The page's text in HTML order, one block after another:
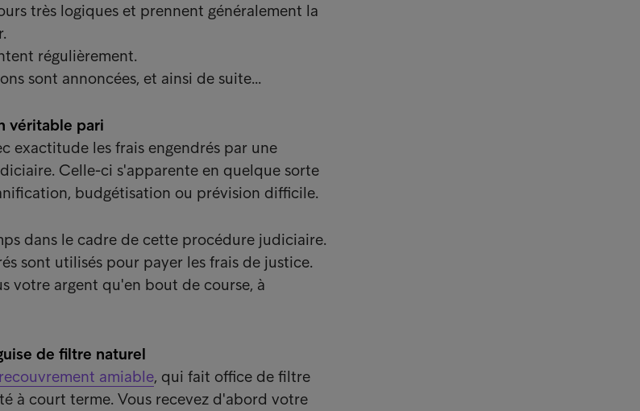
très logiques et prennent généralement la
régulièrement.
sont annoncées, et ainsi de suite...
véritable pari
exactitude les frais engendrés par une
Celle-ci s'apparente en quelque sorte
budgétisation ou prévision difficile.
dans le cadre de cette procédure judiciaire.
sont utilisés pour payer les frais de justice.
votre argent qu'en bout de course, à
de filtre naturel
amiable, qui fait office de filtre
à court terme. Vous recevez d'abord votre